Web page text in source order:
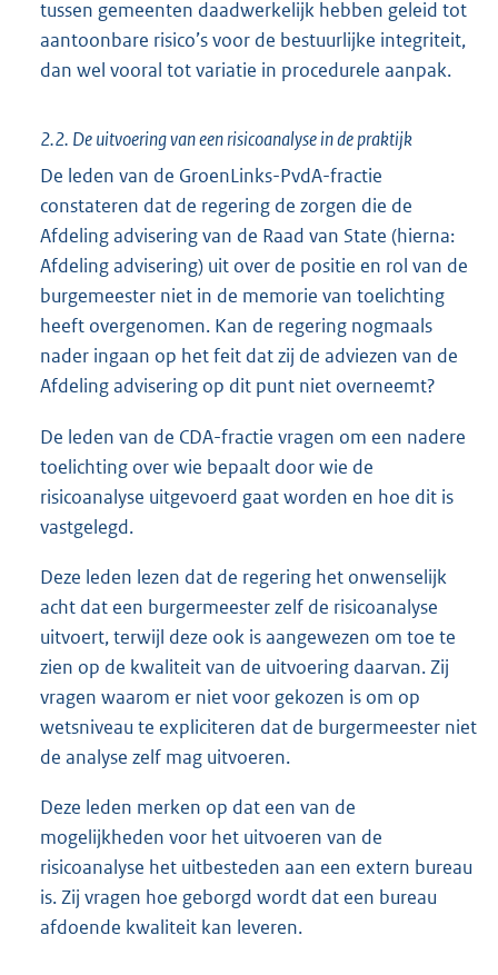
tussen gemeenten daadwerkelijk hebben geleid tot
aantoonbare risico’s voor de bestuurlijke integriteit,
dan wel vooral tot variatie in procedurele aanpak.
2.2. De uitvoering van een risicoanalyse in de praktijk
De leden van de GroenLinks-PvdA-fractie
constateren dat de regering de zorgen die de
Afdeling advisering van de Raad van State (hierna:
Afdeling advisering) uit over de positie en rol van de
burgemeester niet in de memorie van toelichting
heeft overgenomen. Kan de regering nogmaals
nader ingaan op het feit dat zij de adviezen van de
Afdeling advisering op dit punt niet overneemt?
De leden van de CDA-fractie vragen om een nadere
toelichting over wie bepaalt door wie de
risicoanalyse uitgevoerd gaat worden en hoe dit is
vastgelegd.
Deze leden lezen dat de regering het onwenselijk
acht dat een burgermeester zelf de risicoanalyse
uitvoert, terwijl deze ook is aangewezen om toe te
zien op de kwaliteit van de uitvoering daarvan. Zij
vragen waarom er niet voor gekozen is om op
wetsniveau te expliciteren dat de burgermeester niet
de analyse zelf mag uitvoeren.
Deze leden merken op dat een van de
mogelijkheden voor het uitvoeren van de
risicoanalyse het uitbesteden aan een extern bureau
is. Zij vragen hoe geborgd wordt dat een bureau
afdoende kwaliteit kan leveren.